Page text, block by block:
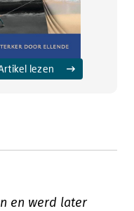
lezen
en werd later